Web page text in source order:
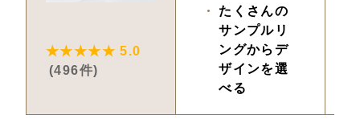
★★★★★ 5.0
(496件)
たくさんの
サンプルリ
ングからデ
ザインを選
べる